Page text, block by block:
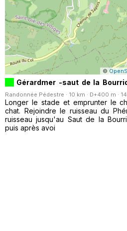
©
Gérardmer -saut de la
Randonnée Pédestre · 10 km · D+400 m ·
Longer le stade et emprunter le
chat. Rejoindre le ruisseau du
ruisseau jusqu'au Saut de la
puis après avoi